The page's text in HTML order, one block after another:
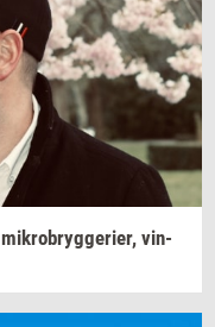
mi­kro­bryg­ge­ri­er, vin­